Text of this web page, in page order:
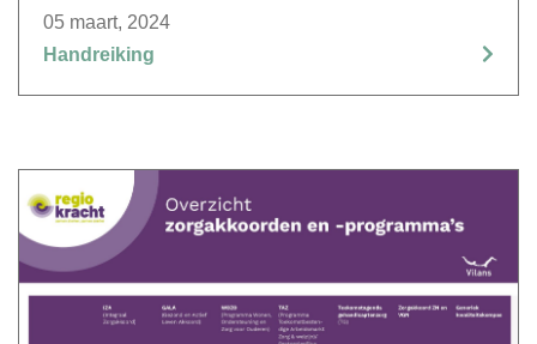
05 maart, 2024
Handreiking